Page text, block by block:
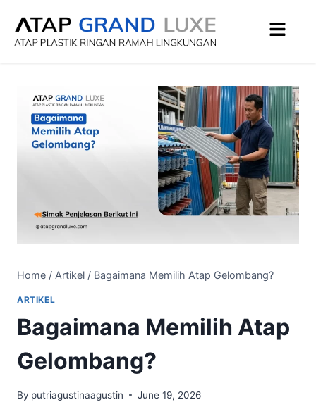
Home / Artikel / Bagaimana Memilih Atap Gelombang?
ARTIKEL
Bagaimana Memilih Atap
Gelombang?
By putriagustinaagustin June 19, 2026